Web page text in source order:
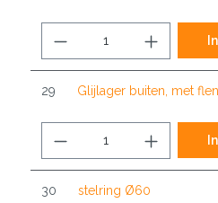
29 Glijlager buiten, met
30 stelring Ø60